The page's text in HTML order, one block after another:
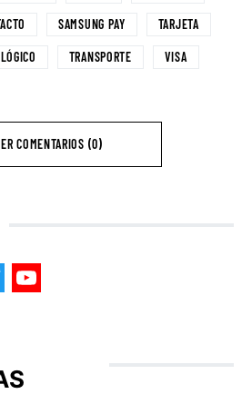
SAMSUNG PAY TARJETA
TRANSPORTE VISA
COMENTARIOS (0)